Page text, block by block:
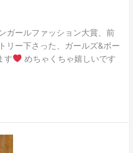
ガールファッション大賞、前
リー下さった、ガールズ&ボー
す
めちゃくちゃ嬉しいです